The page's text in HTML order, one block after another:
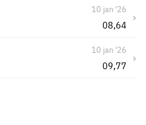
08,64
10 jan '26 ›
09,77
10 jan '26 ›